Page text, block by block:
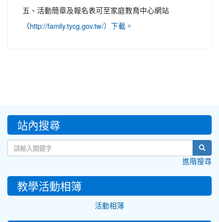
五、活動簡章及報名表可至家庭教育中心網站
（ http://family.tycg.gov.tw/）下載。
::: 站內搜尋
進階搜尋
教學活動相簿
活動相簿